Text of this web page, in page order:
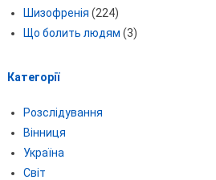
Шизофренія (224)
Що болить людям (3)
Категорії
Розслідування
Вінниця
Україна
Світ